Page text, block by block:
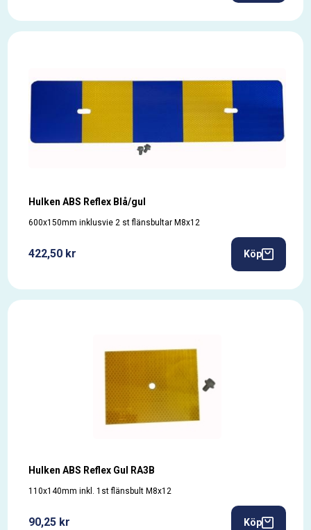
Hulken ABS Reflex Blå/gul
600x150mm inklusvie 2 st flänsbultar M8x12
422,50 kr Köp
Hulken ABS Reflex Gul RA3B
110x140mm inkl. 1st flänsbult M8x12
90,25 kr Köp